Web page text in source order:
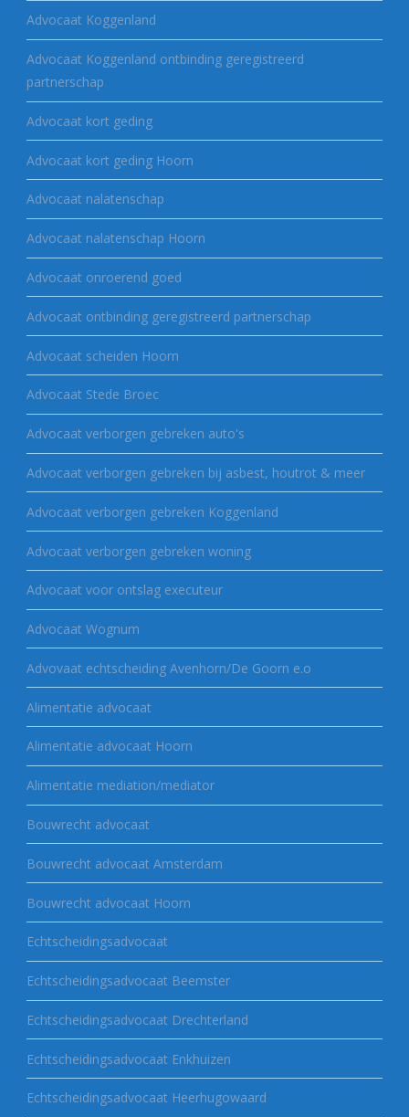
Advocaat Koggenland
Advocaat Koggenland ontbinding geregistreerd
partnerschap
Advocaat kort geding
Advocaat kort geding Hoorn
Advocaat nalatenschap
Advocaat nalatenschap Hoorn
Advocaat onroerend goed
Advocaat ontbinding geregistreerd partnerschap
Advocaat scheiden Hoorn
Advocaat Stede Broec
Advocaat verborgen gebreken auto's
Advocaat verborgen gebreken bij asbest, houtrot & meer
Advocaat verborgen gebreken Koggenland
Advocaat verborgen gebreken woning
Advocaat voor ontslag executeur
Advocaat Wognum
Advovaat echtscheiding Avenhorn/De Goorn e.o
Alimentatie advocaat
Alimentatie advocaat Hoorn
Alimentatie mediation/mediator
Bouwrecht advocaat
Bouwrecht advocaat Amsterdam
Bouwrecht advocaat Hoorn
Echtscheidingsadvocaat
Echtscheidingsadvocaat Beemster
Echtscheidingsadvocaat Drechterland
Echtscheidingsadvocaat Enkhuizen
Echtscheidingsadvocaat Heerhugowaard